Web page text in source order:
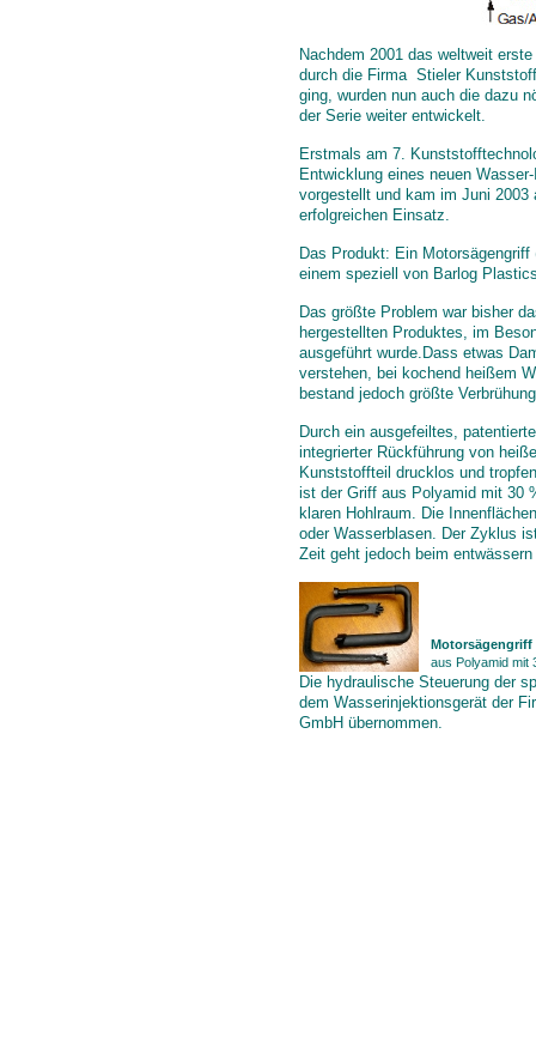
Nachdem 2001 das weltweit
durch die Firma Stieler
ging, wurden nun auch die dazu
der Serie weiter entwickelt.
Erstmals am 7.
Entwicklung eines neuen
vorgestellt und kam im Juni
erfolgreichen Einsatz.
Das Produkt: Ein
einem speziell von Barlog
Das größte Problem war bisher
hergestellten Produktes, im
ausgeführt wurde.Dass etwas
verstehen, bei kochend heißem
bestand jedoch größte
Durch ein ausgefeiltes,
integrierter Rückführung von
Kunststoffteil drucklos und
ist der Griff aus Polyamid mit 30
klaren Hohlraum. Die
oder Wasserblasen. Der Zyklus
Zeit geht jedoch beim
Motorsägengriff
aus Polyamid mit
Die hydraulische Steuerung der
dem Wasserinjektionsgerät der
GmbH übernommen.